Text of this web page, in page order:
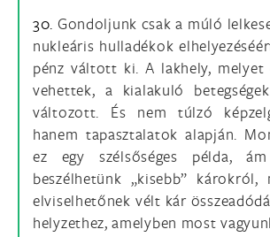
30. Gondoljunk csak a múló
nukleáris hulladékok
pénz váltott ki. A lakhely, melyet
vehettek, a kialakuló
változott. És nem túlzó
hanem tapasztalatok alapján.
ez egy szélsőséges példa,
beszélhetünk „kisebb”
elviselhetőnek vélt kár
helyzethez, amelyben most